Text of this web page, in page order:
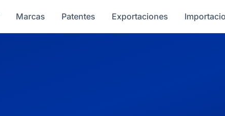
Marcas Patentes Exportaciones